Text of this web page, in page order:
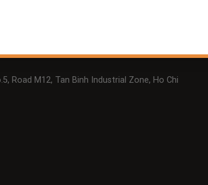
Road M12, Tan Binh Industrial Zone, Ho Chi